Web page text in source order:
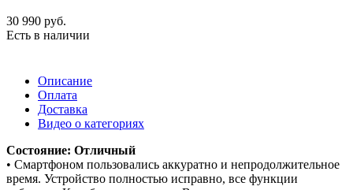
30 990 руб.
Есть в наличии
Описание
Оплата
Доставка
Видео о категориях
Состояние: Отличный
• Смартфоном пользовались аккуратно и непродолжительное
время. Устройство полностью исправно, все функции